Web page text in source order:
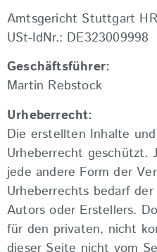
Amtsgericht Stuttgart
USt-IdNr.: DE323009998
Geschäftsführer:
Martin Rebstock
Urheberrecht:
Die erstellten Inhalte
Urheberrecht geschützt.
jede andere Form der
Urheberrechts bedarf
Autors oder Erstellers.
für den privaten, nicht
dieser Seite nicht vom